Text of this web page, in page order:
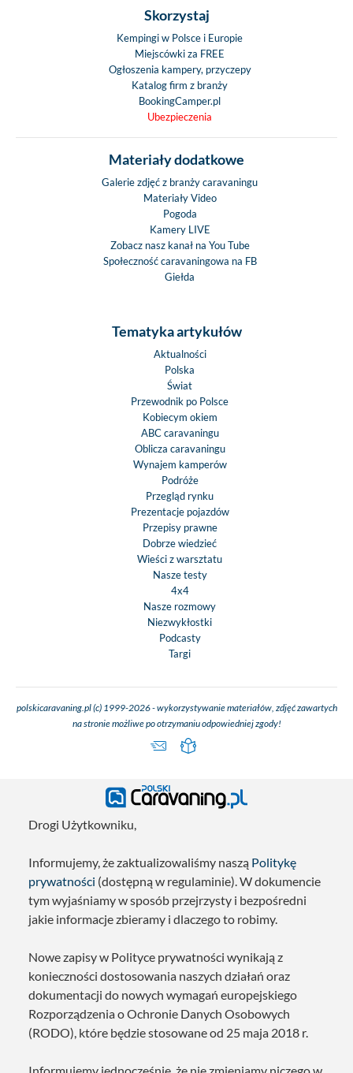
Skorzystaj
Kempingi w Polsce i Europie
Miejscówki za FREE
Ogłoszenia kampery, przyczepy
Katalog firm z branży
BookingCamper.pl
Ubezpieczenia
Materiały dodatkowe
Galerie zdjęć z branży caravaningu
Materiały Video
Pogoda
Kamery LIVE
Zobacz nasz kanał na You Tube
Społeczność caravaningowa na FB
Giełda
Tematyka artykułów
Aktualności
Polska
Świat
Przewodnik po Polsce
Kobiecym okiem
ABC caravaningu
Oblicza caravaningu
Wynajem kamperów
Podróże
Przegląd rynku
Prezentacje pojazdów
Przepisy prawne
Dobrze wiedzieć
Wieści z warsztatu
Nasze testy
4x4
Nasze rozmowy
Niezwykłostki
Podcasty
Targi
polskicaravaning.pl (c) 1999-2026 - wykorzystywanie materiałów, zdjęć zawartych
na stronie możliwe po otrzymaniu odpowiedniej zgody!
Drogi Użytkowniku,
Informujemy, że zaktualizowaliśmy naszą Politykę
prywatności (dostępną w regulaminie). W dokumencie
tym wyjaśniamy w sposób przejrzysty i bezpośredni
jakie informacje zbieramy i dlaczego to robimy.
Nowe zapisy w Polityce prywatności wynikają z
konieczności dostosowania naszych działań oraz
dokumentacji do nowych wymagań europejskiego
Rozporządzenia o Ochronie Danych Osobowych
(RODO), które będzie stosowane od 25 maja 2018 r.